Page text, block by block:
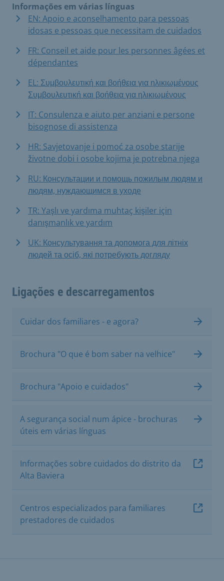
Informações em várias línguas
EN: Apoio e aconselhamento para pessoas
idosas e pessoas que necessitam de cuidados
FR: Conseil et aide pour les personnes âgées et
dépendantes
EL: Συμβουλευτική και βοήθεια για ηλικιωμένους
Συμβουλευτική και βοήθεια για ηλικιωμένους
IT: Consulenza e aiuto per anziani e persone
bisognose di assistenza
HR: Savjetovanje i pomoć za osobe starije
životne dobi i osobe kojima je potrebna njega
RU: Консультации и помощь пожилым людям и
людям, нуждающимся в уходе
TR: Yaşlı ve yardıma muhtaç kişiler için
danışmanlık ve yardım
UK: Консультування та допомога для літніх
людей та осіб, які потребують догляду
Ligações e descarregamentos
Cuidar dos familiares - e agora?
Brochura "O que é bom saber na velhice"
Brochura "Apoio e cuidados"
A segurança social num ápice - brochuras
úteis em várias línguas
Informações sobre cuidados do distrito da
Alta Baviera
Centros especializados para familiares
prestadores de cuidados